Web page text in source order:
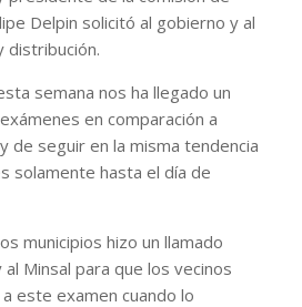
Delpin solicitó al gobierno y al
distribución.
semana nos ha llegado un
en comparación a
de seguir en la misma tendencia
solamente hasta el día de
municipios hizo un llamado
Minsal para que los vecinos
este examen cuando lo